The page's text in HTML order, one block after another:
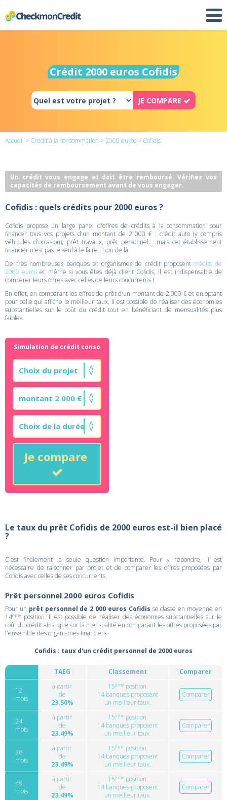
Crédit 2000 euros Cofidis
JE COMPARE
Accueil > Crédit à la consommation >2000 euros > Cofidis
Un crédit vous engage et doit être remboursé. Vérifiez vos
capacités de remboursement avant de vous engager.
Cofidis : quels crédits pour 2000 euros ?
Cofidis propose un large panel d'offres de crédits à la consommation pour
financer tous vos projets d'un montant de 2 000 € : crédit auto (y compris
véhicules d'occasion), prêt travaux, prêt personnel... mais cet établissement
financier n'est pas le seul à le faire ! Loin de là.
De très nombreuses banques et organismes de crédit proposentcrédits de
2000 euros et même si vous êtes déjà client Cofidis, il est indispensable de
comparer leurs offres avec celles de leurs concurrents !
En effet, en comparant les offres de prêt d'un montant de 2 000 € et en optant
pour celle qui affiche le meilleur taux, il est possible de réaliser des économies
substantielles sur le coût du crédit tout en bénéficiant de mensualités plus
faibles.
Simulation de crédit conso
Je compare
Le taux du prêt Cofidis de 2000 euros est-il bien placé
?
C'est finalement la seule question importante. Pour y répondre, il est
nécessaire de raisonner par projet et de comparer les offres proposées par
Cofidis avec celles de ses concurrents.
Prêt personnel 2000 euros Cofidis
Pour un prêt personnel de 2 000 euros Cofidis se classe en moyenne en
14ème position. Il est possible de réaliser des économies substantielles sur le
coût du crédit ainsi que sur la mensualité en comparant les offres proposées par
l'ensemble des organismes financiers.
Cofidis : taux d'un crédit personnel de 2000 euros
TAEG Classement Comparer
12
mois
à partir
de
23.50%
15èmeposition.
14 banques proposent
un meilleur taux.
Comparer
24
mois
à partir
de
23.49%
15èmeposition.
14 banques proposent
un meilleur taux.
Comparer
36
mois
à partir
de
23.49%
15èmeposition.
14 banques proposent
un meilleur taux.
Comparer
48
mois
à partir
de
23.49%
15èmeposition.
14 banques proposent
un meilleur taux.
Comparer